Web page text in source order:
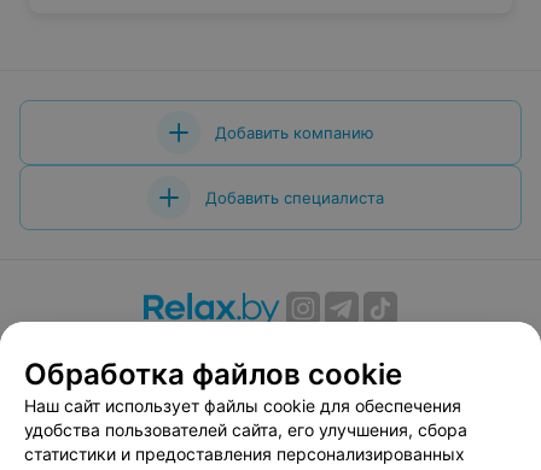
Добавить компанию
Добавить специалиста
Вакансии
Публичный договор
Способы оплаты
Публичный договор по использованию сервиса
«Афиша»
Обработка файлов cookie
Наш сайт использует файлы cookie для обеспечения
удобства пользователей сайта, его улучшения, сбора
статистики и предоставления персонализированных